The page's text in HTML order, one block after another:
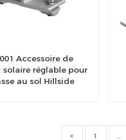
Accessoire de
réglable pour
au sol Hillside
1